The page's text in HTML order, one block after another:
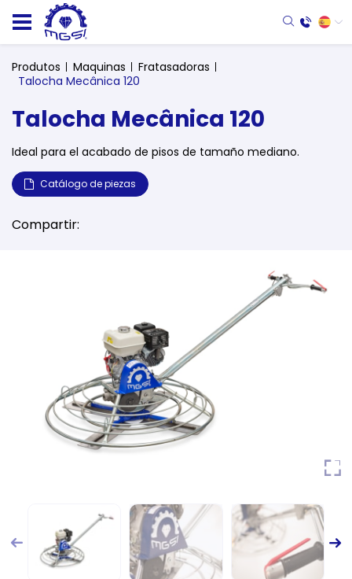
Produtos Maquinas
Fratasadoras
Talocha Mecânica 120
Talocha Mecânica 120
Ideal para el acabado de pisos de tamaño mediano.
Catálogo de piezas
Compartir: